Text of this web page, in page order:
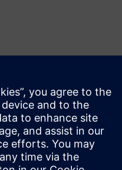
e colabore com o
como acelerar o
com o ALM